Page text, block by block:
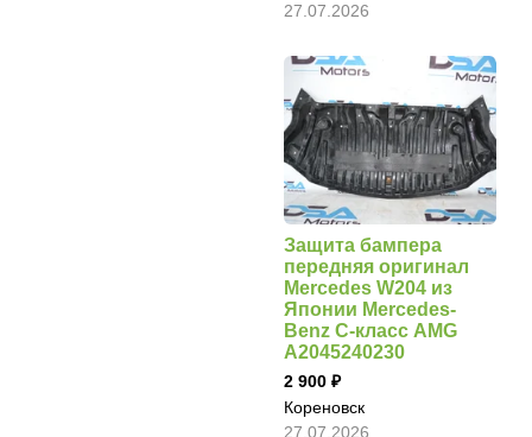
27.07.2026
Защита бампера
передняя оригинал
Mercedes W204 из
Японии Mercedes-
Benz C-класс AMG
A2045240230
2 900
Кореновск
27.07.2026